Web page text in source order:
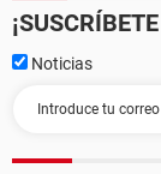
Noticias